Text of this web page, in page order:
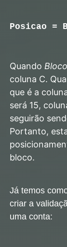
Posicao =
Quando Bloco
coluna C.
que é a
será 15,
seguirão
Portanto,
bloco.
Já temos
criar a
uma conta: